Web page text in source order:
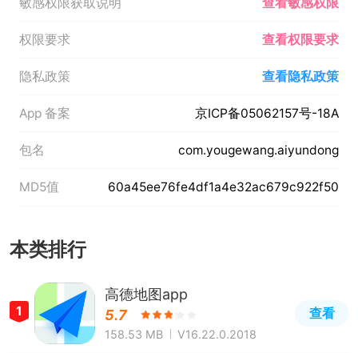
权限要求 查看权限要求
隐私政策 查看隐私政策
App 备案 京ICP备05062157号-18A
包名 com.yougewang.aiyundong
MD5值 60a45ee76fe4df1a4e32ac679c922f50
本类排行
1
高德地图app
5.7
158.53 MB V16.22.0.2018
查看